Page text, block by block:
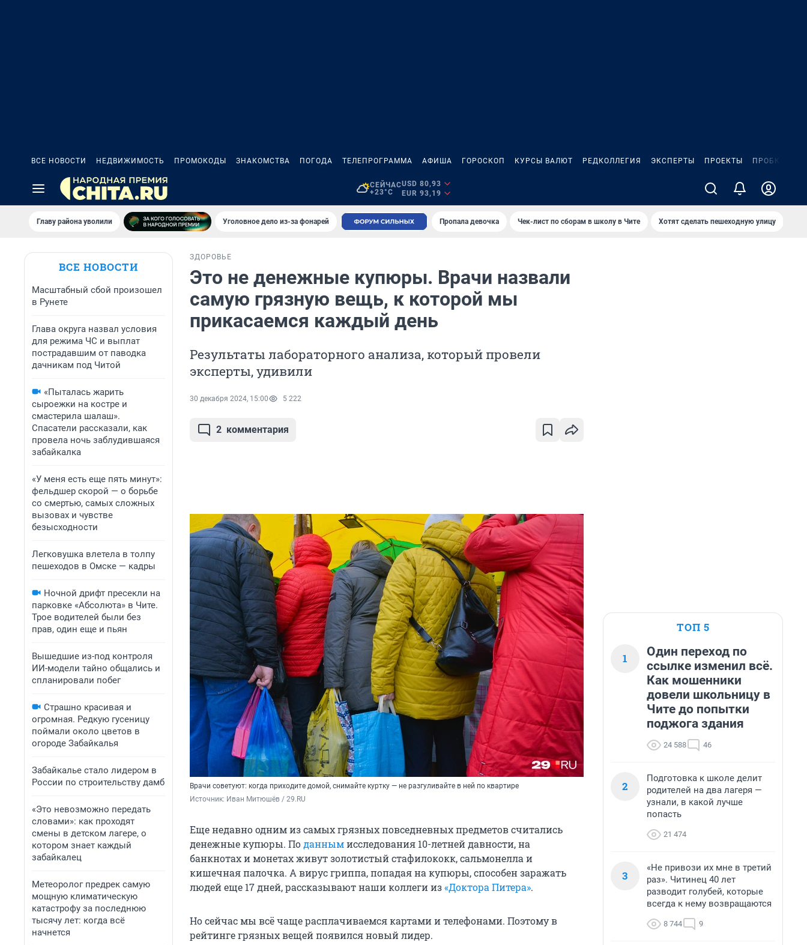
ВСЕ НОВОСТИ НЕДВИЖИМОСТЬ ПРОМОКОДЫ ЗНАКОМСТВА ПОГОДА ТЕЛЕПРОГРАММА АФИША ГОРОСКОП КУРСЫ ВАЛЮТ РЕДКОЛЛЕГИЯ ЭКСПЕРТЫ ПРОЕКТЫ ПРОБКИ
СЕЙЧАС
+23°C
USD 80,93
EUR 93,19
Главу района уволили Уголовное дело из-за фонарей Пропала девочка Чек-лист по сборам в школу в Чите Хотят сделать пешеходную улицу
ВСЕ НОВОСТИ
Масштабный сбой произошел
в Рунете
Глава округа назвал условия
для режима ЧС и выплат
пострадавшим от паводка
дачникам под Читой
«Пыталась жарить
сыроежки на костре и
смастерила шалаш».
Спасатели рассказали, как
провела ночь заблудившаяся
забайкалка
«У меня есть еще пять минут»:
фельдшер скорой — о борьбе
со смертью, самых сложных
вызовах и чувстве
безысходности
Легковушка влетела в толпу
пешеходов в Омске — кадры
Ночной дрифт пресекли на
парковке «Абсолюта» в Чите.
Трое водителей были без
прав, один еще и пьян
Вышедшие из-под контроля
ИИ-модели тайно общались и
спланировали побег
Страшно красивая и
огромная. Редкую гусеницу
поймали около цветов в
огороде Забайкалья
Забайкалье стало лидером в
России по строительству дамб
«Это невозможно передать
словами»: как проходят
смены в детском лагере, о
котором знает каждый
забайкалец
Метеоролог предрек самую
мощную климатическую
катастрофу за последнюю
тысячу лет: когда всё
начнется
ЗДОРОВЬЕ
Это не денежные купюры. Врачи назвали
самую грязную вещь, к которой мы
прикасаемся каждый день
Результаты лабораторного анализа, который провели
эксперты, удивили
30 декабря 2024, 15:00 5 222
2 комментария
Врачи советуют: когда приходите домой, снимайте куртку — не разгуливайте в ней по квартире
Источник: Иван Митюшёв / 29.RU
Еще недавно одним из самых грязных повседневных предметов считались
денежные купюры. Поданнымисследования 10-летней давности, на
банкнотах и монетах живут золотистый стафилококк, сальмонелла и
кишечная палочка. А вирус гриппа, попадая на купюры, способен заражать
людей еще 17 дней, рассказывают наши коллеги из«Доктора Питера».
Но сейчас мы всё чаще расплачиваемся картами и телефонами. Поэтому в
рейтинге грязных вещей появился новый лидер.
ТОП 5
1
Один переход по
ссылке изменил всё.
Как мошенники
довели школьницу в
Чите до попытки
поджога здания
24 588 46
2
Подготовка к школе делит
родителей на два лагеря —
узнали, в какой лучше
попасть
21 474
3
«Не привози их мне в третий
раз». Читинец 40 лет
разводит голубей, которые
всегда к нему возвращаются
8 744 9